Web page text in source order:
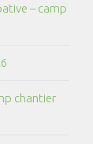
– camp
chantier